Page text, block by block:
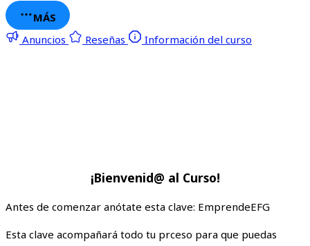
MÁS
Anuncios
Reseñas Información del curso
¡Bienvenid@ al Curso!
Antes de comenzar anótate esta clave: EmprendeEFG
Esta clave acompañará todo tu prceso para que puedas